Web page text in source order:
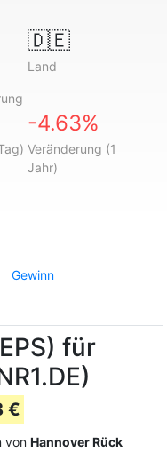
🇩🇪
Land
-4.63%
Veränderung (1
Jahr)
Gewinn
für
€
von Hannover Rück